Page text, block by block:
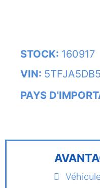
STOCK: 160917
VIN:
PAYS